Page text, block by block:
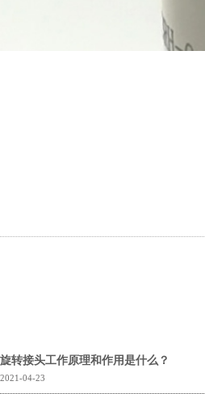
旋转接头工作原理和作用是什么？
2021-04-23